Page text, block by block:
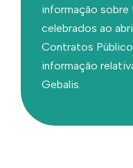
informação
celebrados ao
Contratos
informação
Gebalis.